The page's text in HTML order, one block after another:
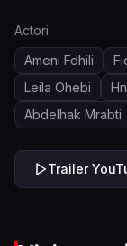
Actori:
Ameni Fdhili
Leila Ohebi
Abdelhak Mrabti
Trailer